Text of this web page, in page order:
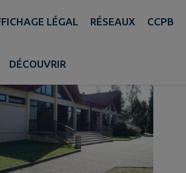
LÉGAL RÉSEAUX CCPB
DÉCOUVRIR